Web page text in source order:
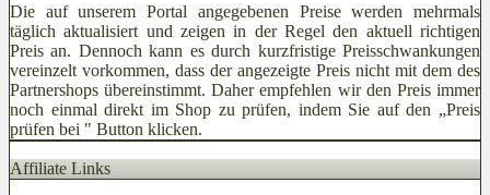
Die auf unserem Portal angegebenen Preise werden mehrmals
täglich aktualisiert und zeigen in der Regel den aktuell richtigen
Preis an. Dennoch kann es durch kurzfristige Preisschwankungen
vereinzelt vorkommen, dass der angezeigte Preis nicht mit dem des
Partnershops übereinstimmt. Daher empfehlen wir den Preis immer
noch einmal direkt im Shop zu prüfen, indem Sie auf den „Preis
prüfen bei " Button klicken.
Affiliate Links